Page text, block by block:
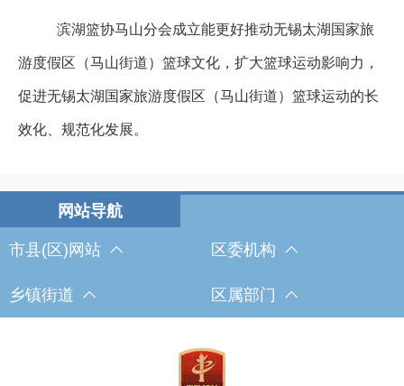
滨湖篮协马山分会成立能更好推动无锡太湖国家旅
游度假区（马山街道）篮球文化，扩大篮球运动影响力，
促进无锡太湖国家旅游度假区（马山街道）篮球运动的长
效化、规范化发展。
市县(区)网站 区委机构
乡镇街道 区属部门